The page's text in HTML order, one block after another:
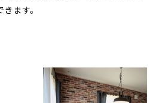
ます。